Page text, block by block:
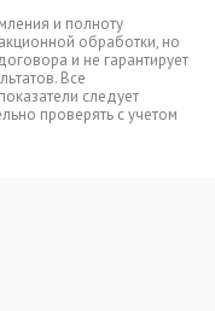
и полноту
обработки, но
и не гарантирует
Все
следует
проверять с учетом